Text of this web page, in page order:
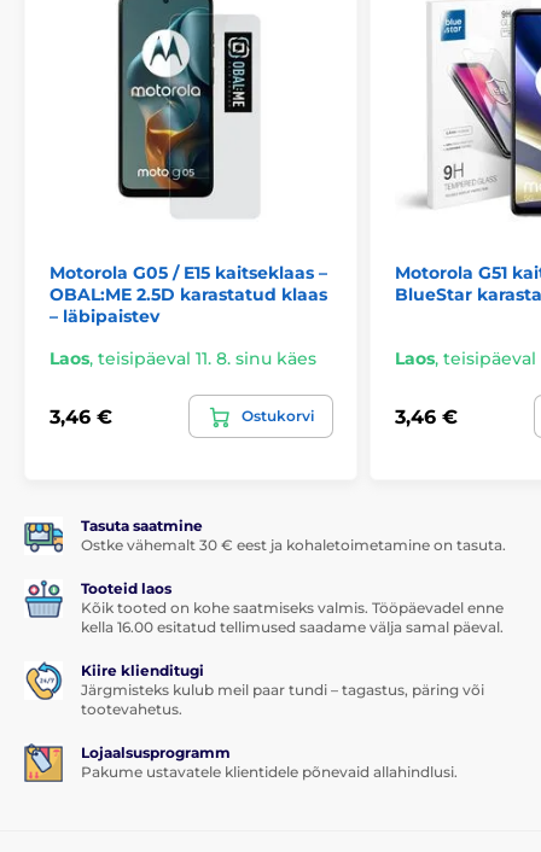
Must värv on universaalne ja sobib hästi mis tahes
tooniga. Selles värvitoonis saadaval olev ümbris sobib
ideaalselt kaasaegsete seadmetega.
Motorola G05 / E15 kaitseklaas –
OBAL:ME 2.5D karastatud klaas
– läbipaistev
Laos, teisipäeval 11. 8. sinu käes
3,46 € Ostukorvi
Motorola G51
BlueStar
Laos, teisipäeval
3,46 €
Tasuta saatmine
Ostke vähemalt 30 € eest ja kohaletoimetamine on tasuta.
Tooteid laos
Kõik tooted on kohe saatmiseks valmis. Tööpäevadel enne
kella 16.00 esitatud tellimused saadame välja samal päeval.
Kiire klienditugi
Järgmisteks kulub meil paar tundi – tagastus, päring või
tootevahetus.
Lojaalsusprogramm
Pakume ustavatele klientidele põnevaid allahindlusi.